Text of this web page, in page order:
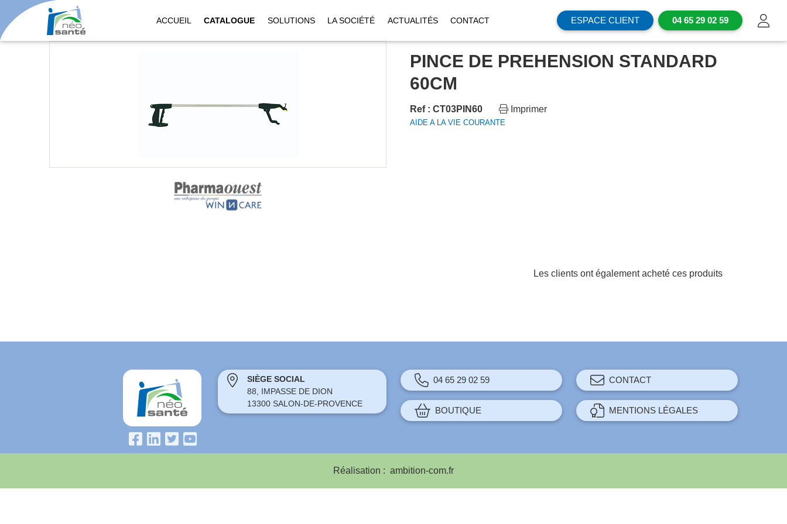
ACCUEIL CATALOGUE SOLUTIONS LA SOCIÉTÉ ACTUALITÉS CONTACT ESPACE CLIENT 04 65 29 02 59
PINCE DE PREHENSION STANDARD
60CM
Ref : CT03PIN60 Imprimer
AIDE A LA VIE COURANTE
Les clients ont également acheté ces produits
SIÈGE SOCIAL
88, IMPASSE DE DION
13300 SALON-DE-PROVENCE
04 65 29 02 59
BOUTIQUE
CONTACT
MENTIONS LÉGALES
Réalisation : ambition-com.fr